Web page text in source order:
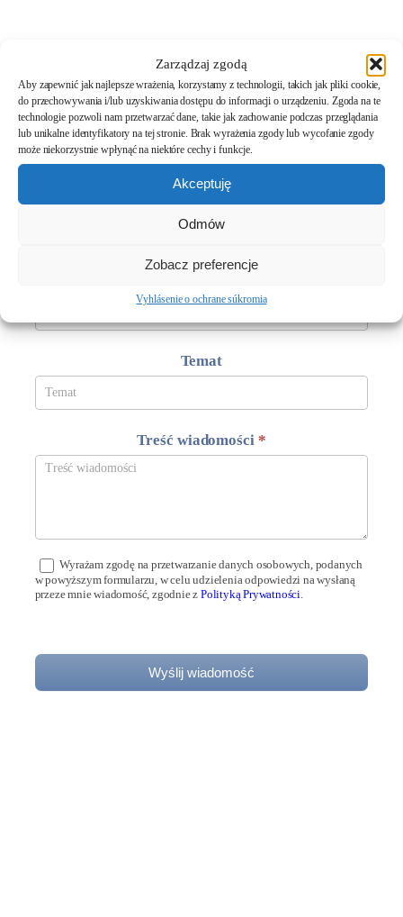
Zarządzaj zgodą
Aby zapewnić jak najlepsze wrażenia, korzystamy z technologii, takich jak pliki cookie,
do przechowywania i/lub uzyskiwania dostępu do informacji o urządzeniu. Zgoda na te
technologie pozwoli nam przetwarzać dane, takie jak zachowanie podczas przeglądania
lub unikalne identyfikatory na tej stronie. Brak wyrażenia zgody lub wycofanie zgody
może niekorzystnie wpłynąć na niektóre cechy i funkcje.
Akceptuję
Odmów
Zobacz preferencje
Vyhlásenie o ochrane súkromia
Masz pytania? Chcesz wiedzieć wiecej?
Napisz do nas.
Formularz
kontaktowy
Meveline
Imię
Nazwisko
Temat
Treść wiadomości *
Wyrażam zgodę na przetwarzanie danych osobowych, podanych
w powyższym formularzu, w celu udzielenia odpowiedzi na wysłaną
przeze mnie wiadomość, zgodnie z Polityką Prywatności.
Wyślij wiadomość